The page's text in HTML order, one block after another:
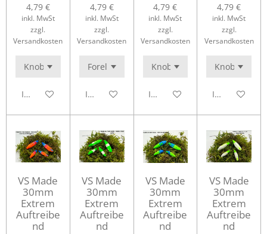
4,79 €
inkl. MwSt
zzgl.
Versandkosten
In den Warenkorb
4,79 €
inkl. MwSt
zzgl.
Versandkosten
In den Warenkorb
4,79 €
inkl. MwSt
zzgl.
Versandkosten
In den Warenkorb
4,79 €
inkl. MwSt
zzgl.
Versandkosten
In den
VS Made
30mm
Extrem
Auftreibe
nd
VS Made
30mm
Extrem
Auftreibe
nd
VS Made
30mm
Extrem
Auftreibe
nd
VS Made
30mm
Extrem
Auftreibe
nd